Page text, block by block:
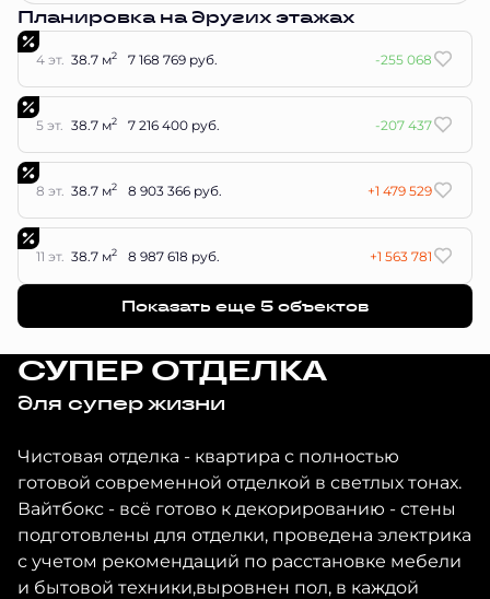
Планировка на других этажах
4 эт. 38.7 м2 7 168 769 руб. -255 068
5 эт. 38.7 м2 7 216 400 руб. -207 437
8 эт. 38.7 м2 8 903 366 руб. +1 479 529
11 эт. 38.7 м2 8 987 618 руб. +1 563 781
Показать еще 5 объектов
СУПЕР ОТДЕЛКА
для супер жизни
Чистовая отделка - квартира с полностью
готовой современной отделкой в светлых тонах.
Вайтбокс - всё готово к декорированию - стены
подготовлены для отделки, проведена электрика
с учетом рекомендаций по расстановке мебели
и бытовой техники,выровнен пол, в каждой